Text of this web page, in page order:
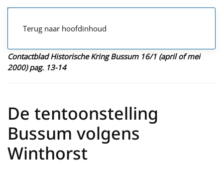
Terug naar hoofdinhoud
Contactblad Historische Kring Bussum 16/1 (april of mei
2000) pag. 13-14
De tentoonstelling
Bussum volgens
Winthorst